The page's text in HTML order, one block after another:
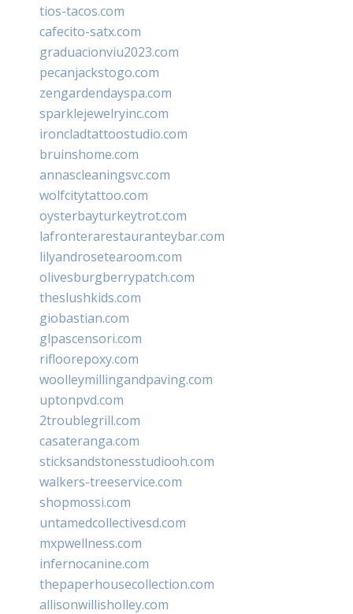
tios-tacos.com
cafecito-satx.com
graduacionviu2023.com
pecanjackstogo.com
zengardendayspa.com
sparklejewelryinc.com
ironcladtattoostudio.com
bruinshome.com
annascleaningsvc.com
wolfcitytattoo.com
oysterbayturkeytrot.com
lafronterarestauranteybar.com
lilyandrosetearoom.com
olivesburgberrypatch.com
theslushkids.com
giobastian.com
glpascensori.com
rifloorepoxy.com
woolleymillingandpaving.com
uptonpvd.com
2troublegrill.com
casateranga.com
sticksandstonesstudiooh.com
walkers-treeservice.com
shopmossi.com
untamedcollectivesd.com
mxpwellness.com
infernocanine.com
thepaperhousecollection.com
allisonwillisholley.com